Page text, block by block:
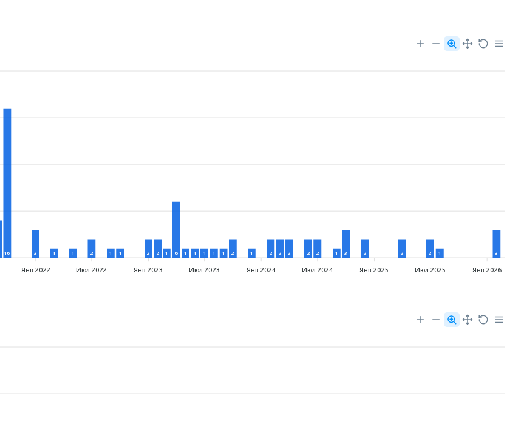
16 3 1 1 2 1 1 2 2 1 6 1 1 1 1 1 2 1 2 2 2 2 2 1 3 2 2 2 1 3
Янв 2022 Июл 2022 Янв 2023 Июл 2023 Янв 2024 Июл 2024 Янв 2025 Июл 2025 Янв 2026